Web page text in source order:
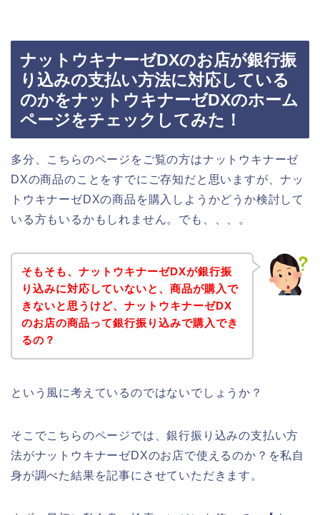
ナットウキナーゼDXのお店が銀行振
り込みの支払い方法に対応している
のかをナットウキナーゼDXのホーム
ページをチェックしてみた！
多分、こちらのページをご覧の方はナットウキナーゼ
DXの商品のことをすでにご存知だと思いますが、ナッ
トウキナーゼDXの商品を購入しようかどうか検討して
いる方もいるかもしれません。でも、、、。
そもそも、ナットウキナーゼDXが銀行振
り込みに対応していないと、商品が購入で
きないと思うけど、ナットウキナーゼDX
のお店の商品って銀行振り込みで購入でき
るの？
という風に考えているのではないでしょうか？
そこでこちらのページでは、銀行振り込みの支払い方
法がナットウキナーゼDXのお店で使えるのか？を私自
身が調べた結果を記事にさせていただきます。